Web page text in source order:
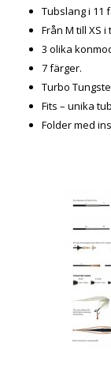
Tubslang i 11
Från M till XS
3 olika
7 färger.
Turbo
Fits – unika
Folder med